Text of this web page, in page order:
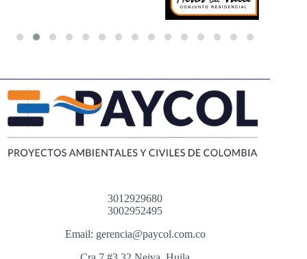
3012929680
3002952495
Email: gerencia@paycol.com.co